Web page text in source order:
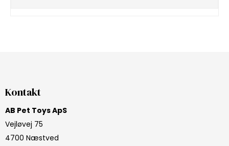
Kontakt
AB Pet Toys ApS
Vejløvej 75
4700 Næstved